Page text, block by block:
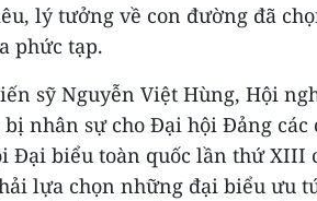
lý tưởng về con đường đã
phức tạp.
sỹ Nguyễn Việt Hùng, Hội
bị nhân sự cho Đại hội Đảng các
Đại biểu toàn quốc lần thứ XIII
lựa chọn những đại biểu ưu